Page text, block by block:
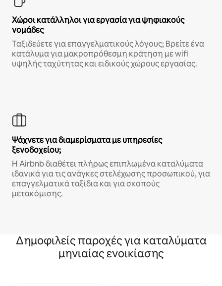
Χώροι κατάλληλοι για εργασία για ψηφιακούς
νομάδες
Ταξιδεύετε για επαγγελματικούς λόγους; Βρείτε ένα
κατάλυμα για μακροπρόθεσμη κράτηση με wifi
υψηλής ταχύτητας και ειδικούς χώρους εργασίας.
Ψάχνετε για διαμερίσματα με υπηρεσίες
ξενοδοχείου;
Η Airbnb διαθέτει πλήρως επιπλωμένα καταλύματα
ιδανικά για τις ανάγκες στελέχωσης προσωπικού, για
επαγγελματικά ταξίδια και για σκοπούς
μετακόμισης.
Δημοφιλείς παροχές για καταλύματα
μηνιαίας ενοικίασης